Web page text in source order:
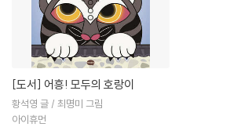
[도서] 어흥! 모두의 호랑이
황석영 글 / 최명미 그림
아이휴먼